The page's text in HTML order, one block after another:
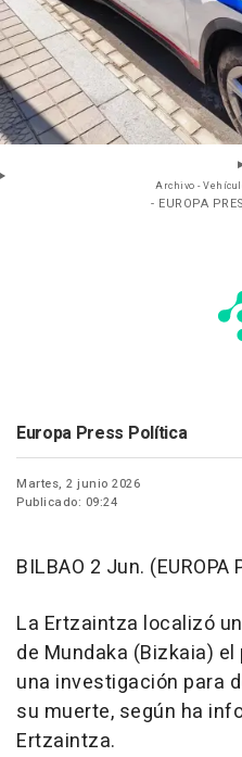
Archivo -
- EUROPA
Europa Press Política
Martes, 2 junio 2026
Publicado: 09:24
BILBAO 2 Jun. (EUROPA
La Ertzaintza localizó
de Mundaka (Bizkaia)
una investigación para
su muerte, según ha
Ertzaintza.